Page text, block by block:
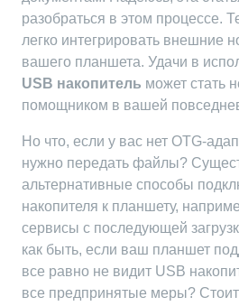
разобраться в этом процессе.
легко интегрировать внешние
вашего планшета. Удачи в
USB накопитель может стать
помощником в вашей
Но что, если у вас нет OTG-
нужно передать файлы?
альтернативные способы
накопителя к планшету,
сервисы с последующей
как быть, если ваш планшет
все равно не видит USB
все предпринятые меры?